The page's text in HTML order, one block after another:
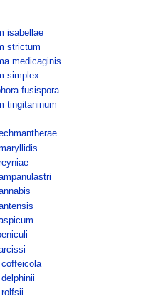
isabellae
strictum
medicaginis
simplex
fusispora
tingitaninum
coffeicola